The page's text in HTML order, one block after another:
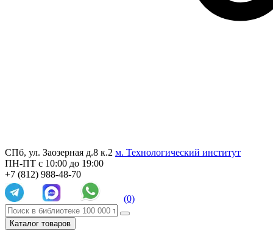
СПб, ул. Заозерная д.8 к.2 м. Технологический институт
ПН-ПТ с 10:00 до 19:00
+7 (812) 988-48-70
(0)
Каталог товаров